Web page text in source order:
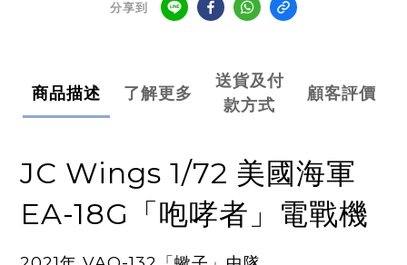
分享到
商品描述 了解更多
送貨及付
款方式
顧客評價
JC Wings 1/72 美國海軍
EA-18G「咆哮者」電戰機